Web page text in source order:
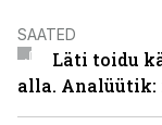
SAATED
Läti toidu
alla.